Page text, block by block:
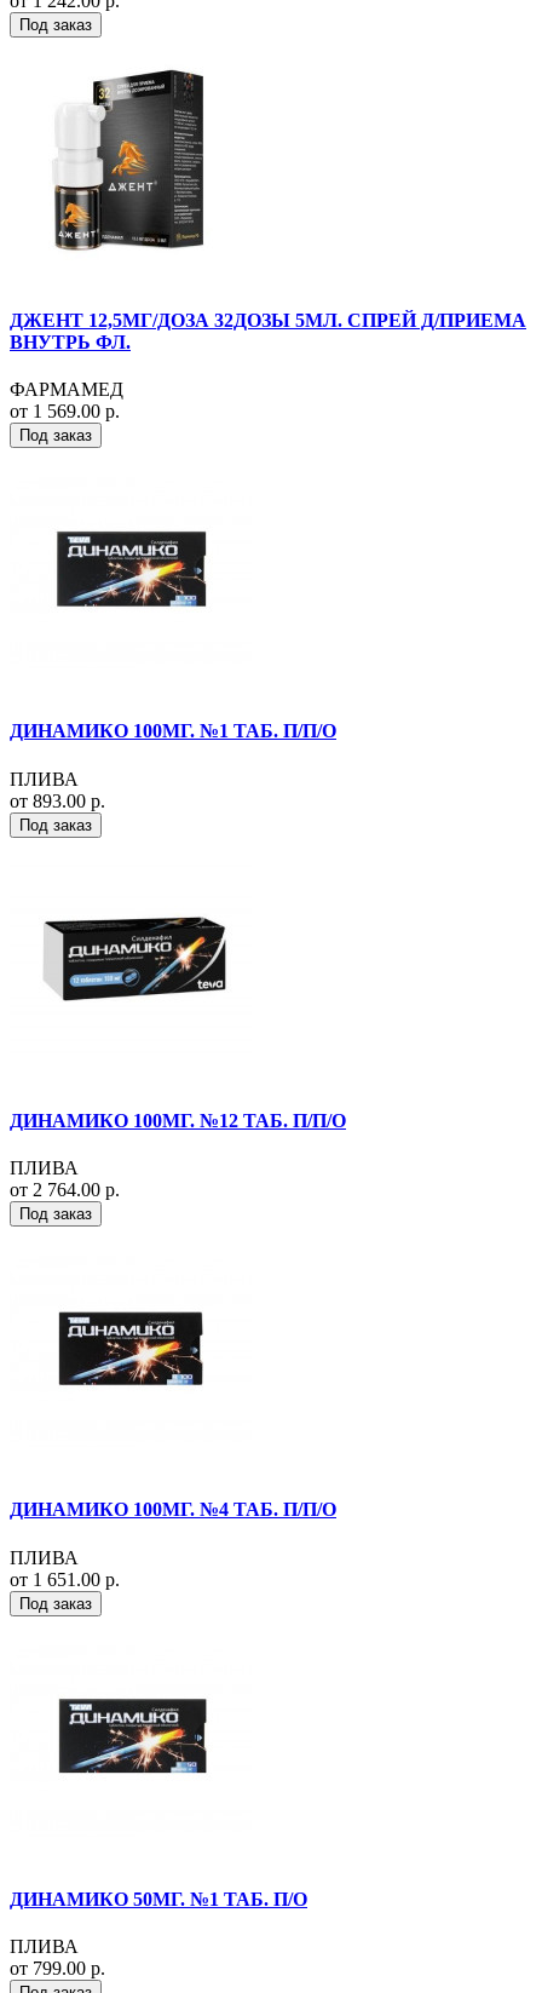
Под заказ
ДЖЕНТ 12,5МГ/ДОЗА 32ДОЗЫ 5МЛ. СПРЕЙ Д/ПРИЕМА
ВНУТРЬ ФЛ.
ФАРМАМЕД
от 1 569.00 р.
Под заказ
ДИНАМИКО 100МГ. №1 ТАБ. П/П/О
ПЛИВА
от 893.00 р.
Под заказ
ДИНАМИКО 100МГ. №12 ТАБ. П/П/О
ПЛИВА
от 2 764.00 р.
Под заказ
ДИНАМИКО 100МГ. №4 ТАБ. П/П/О
ПЛИВА
от 1 651.00 р.
Под заказ
ДИНАМИКО 50МГ. №1 ТАБ. П/О
ПЛИВА
от 799.00 р.